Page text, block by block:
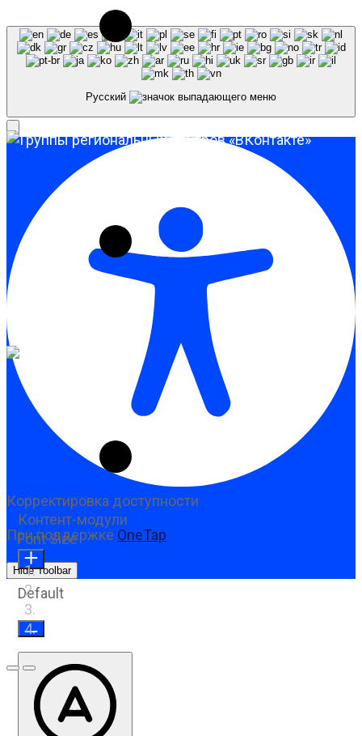
Предыдущий слайд
Следующий слайд
Русский
Корректировка доступности
При поддержке OneTap
Hide Toolbar
Контент-модули
Font Size
Default